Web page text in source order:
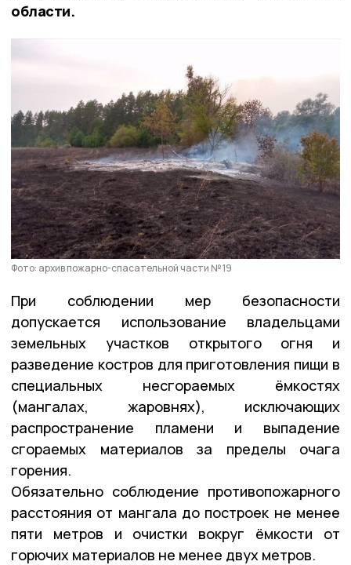
области.
Фото: архив пожарно-спасательной части № 19
При соблюдении мер безопасности
допускается использование владельцами
земельных участков открытого огня и
разведение костров для приготовления пищи в
специальных несгораемых ёмкостях
(мангалах, жаровнях), исключающих
распространение пламени и выпадение
сгораемых материалов за пределы очага
горения.
Обязательно соблюдение противопожарного
расстояния от мангала до построек не менее
пяти метров и очистки вокруг ёмкости от
горючих материалов не менее двух метров.